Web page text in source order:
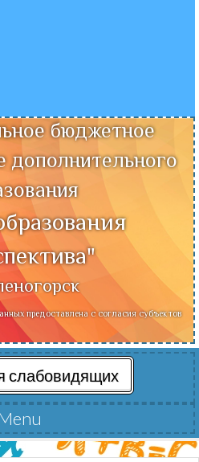
бюджетное
дополнительного
предоставлена с согласия субъектов
слабовидящих